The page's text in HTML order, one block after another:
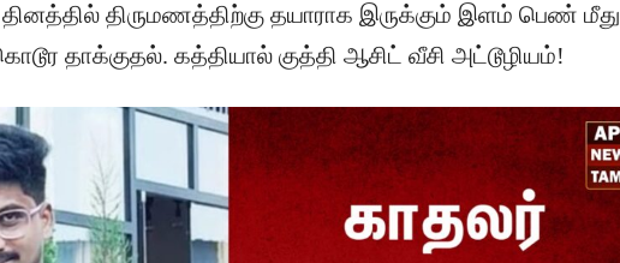
திருமணத்திற்கு தயாராக இருக்கும் இளம் பெண் மீது
தாக்குதல். கத்தியால் குத்தி ஆசிட் வீசி அட்டூழியம்!